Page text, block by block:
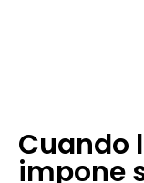
Cuando
impone